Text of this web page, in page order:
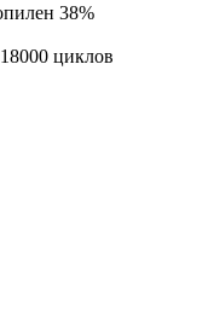
38%
18000 циклов